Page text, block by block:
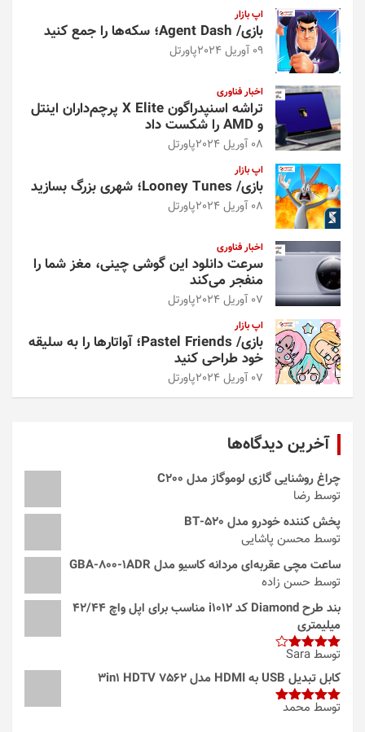
اپ بازار
بازی/ Agent Dash؛ سکه‌ها را جمع کنید
09 آوریل 2024 پاورتل
اخبار فناوری
تراشه اسنپدراگون X Elite پرچم‌داران اینتل
و AMD را شکست داد
08 آوریل 2024 پاورتل
اپ بازار
بازی/ Looney Tunes؛ شهری بزرگ بسازید
08 آوریل 2024 پاورتل
اخبار فناوری
سرعت دانلود این گوشی چینی، مغز شما را
منفجر می‌کند
07 آوریل 2024 پاورتل
اپ بازار
بازی/ Pastel Friends؛ آواتارها را به سلیقه
خود طراحی کنید
07 آوریل 2024 پاورتل
آخرین دیدگاه‌ها
چراغ روشنایی گازی لوموگاز مدل C200
توسط رضا
پخش کننده خودرو مدل 520-BT
توسط محسن پاشایی
ساعت مچی عقربه‌ای مردانه کاسیو مدل GBA-800-1ADR
توسط حسن زاده
بند طرح Diamond کد i1012 مناسب برای اپل واچ 42/44
میلیمتری
امتیاز4
از 5
توسط Sara
کابل تبدیل USB به HDMI مدل 3in1 HDTV 7562
امتیاز5از
توسط محمد